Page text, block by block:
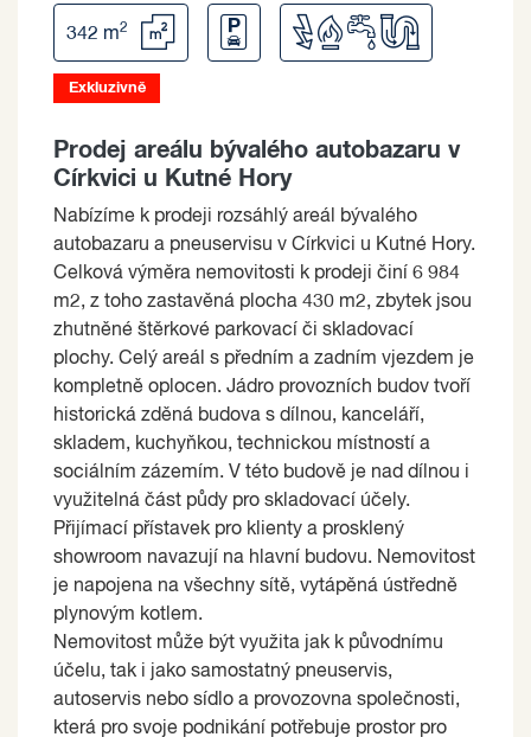
342 m2
Exkluzivně
Prodej areálu bývalého autobazaru v
Církvici u Kutné Hory
Nabízíme k prodeji rozsáhlý areál bývalého
autobazaru a pneuservisu v Církvici u Kutné Hory.
Celková výměra nemovitosti k prodeji činí 6 984
m2, z toho zastavěná plocha 430 m2, zbytek jsou
zhutněné štěrkové parkovací či skladovací
plochy. Celý areál s předním a zadním vjezdem je
kompletně oplocen. Jádro provozních budov tvoří
historická zděná budova s dílnou, kanceláří,
skladem, kuchyňkou, technickou místností a
sociálním zázemím. V této budově je nad dílnou i
využitelná část půdy pro skladovací účely.
Přijímací přístavek pro klienty a prosklený
showroom navazují na hlavní budovu. Nemovitost
je napojena na všechny sítě, vytápěná ústředně
plynovým kotlem.
Nemovitost může být využita jak k původnímu
účelu, tak i jako samostatný pneuservis,
autoservis nebo sídlo a provozovna společnosti,
která pro svoje podnikání potřebuje prostor pro